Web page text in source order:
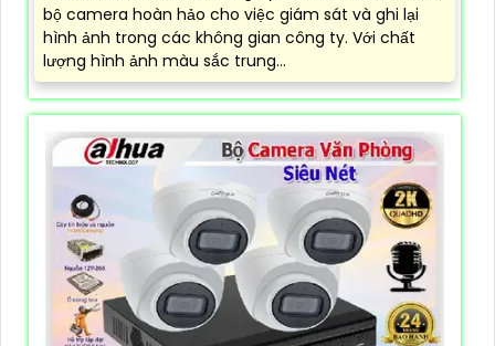
bộ camera hoàn hảo cho việc giám sát và ghi lại
hình ảnh trong các không gian công ty. Với chất
lượng hình ảnh màu sắc trung...